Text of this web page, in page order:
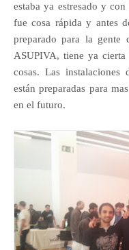
estaba ya estresado y
fue cosa rápida y antes
preparado para la gente
ASUPIVA, tiene ya cierta
cosas. Las
están preparadas para
en el futuro.